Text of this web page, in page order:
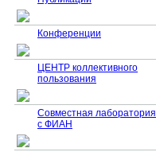
Конференции
ЦЕНТР коллективного
пользования
Совместная лаборатория
с ФИАН